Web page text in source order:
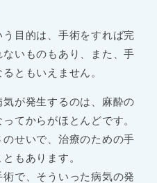
目的は、手術をすれば完
いものもあり、また、手
ともいえません。
が発生するのは、麻酔の
てからがほとんどです。
せいで、治療のための手
もあります。
で、そういった病気の発